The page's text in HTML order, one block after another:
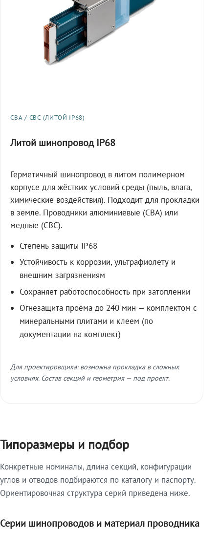
СВА / СВС (ЛИТОЙ IP68)
Литой шинопровод IP68
Герметичный шинопровод в литом полимерном
корпусе для жёстких условий среды (пыль, влага,
химические воздействия). Подходит для прокладки
в земле. Проводники алюминиевые (СВА) или
медные (СВС).
Степень защиты IP68
Устойчивость к коррозии, ультрафиолету и
внешним загрязнениям
Сохраняет работоспособность при затоплении
Огнезащита проёма до 240 мин — комплектом с
минеральными плитами и клеем (по
документации на комплект)
Для проектировщика: возможна прокладка в сложных
условиях. Состав секций и геометрия — под проект.
Типоразмеры и подбор
Конкретные номиналы, длина секций, конфигурации
углов и отводов подбираются по каталогу и паспорту.
Ориентировочная структура серий приведена ниже.
Серии шинопроводов и материал проводника